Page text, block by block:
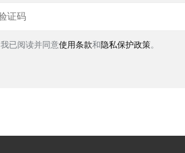
我已阅读并同意使用条款和隐私保护政策。